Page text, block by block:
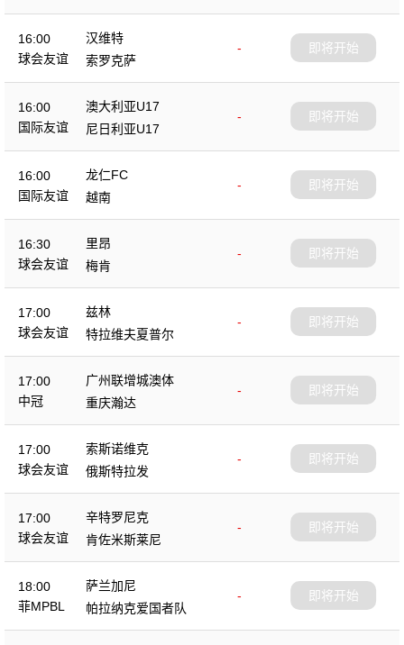
16:00
球会友谊
汉维特
-
索罗克萨
即将开始
16:00
国际友谊
澳大利亚U17
-
尼日利亚U17
即将开始
16:00
国际友谊
龙仁FC
-
越南
即将开始
16:30
球会友谊
里昂
-
梅肯
即将开始
17:00
球会友谊
兹林
-
特拉维夫夏普尔
即将开始
17:00
中冠
广州联增城澳体
-
重庆瀚达
即将开始
17:00
球会友谊
索斯诺维克
-
俄斯特拉发
即将开始
17:00
球会友谊
辛特罗尼克
-
肯佐米斯莱尼
即将开始
18:00
菲MPBL
萨兰加尼
-
帕拉纳克爱国者队
即将开始